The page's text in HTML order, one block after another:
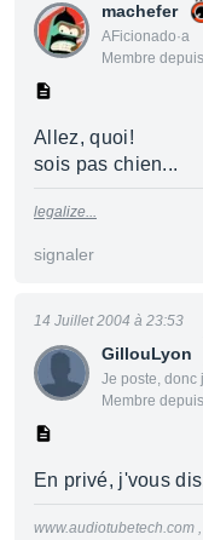
machefer
AFicionado·a
Membre
Allez, quoi!
sois pas chien...
legalize...
signaler
GillouLyon
Je poste, donc
Membre
14 Juillet 2004 à 23:53
En privé, j'vous
www.audiotubetech.com